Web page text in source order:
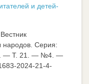
и детей-
народов. Серия:
— Т. 21. — №4. —
2024-21-4-